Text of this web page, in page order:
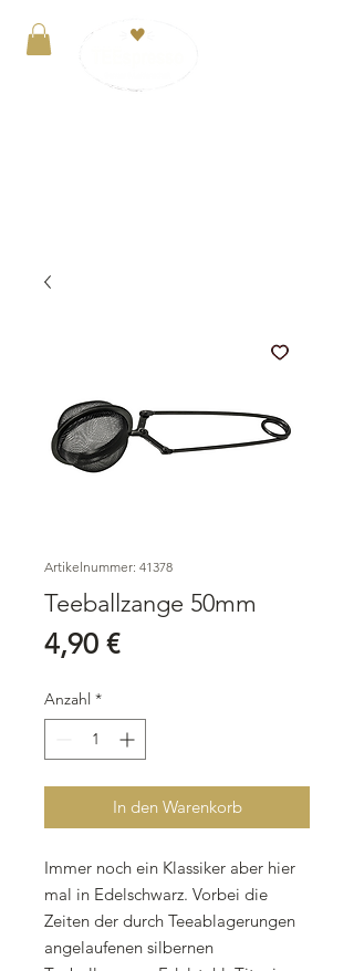
Artikelnummer: 41378
Teeballzange 50mm
4,90 €Preis
Anzahl *
In den Warenkorb
Immer noch ein Klassiker aber hier
mal in Edelschwarz. Vorbei die
Zeiten der durch Teeablagerungen
angelaufenen silbernen